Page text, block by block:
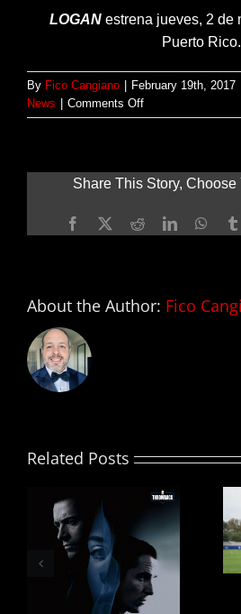
LOGANestrena jueves, 2 de
Puerto Rico.
By Fico Cangiano February 19th, 2017
News
Comments Offon
Concurso:
para
la
de
Share This Story, Choose
Facebook
X RedditLinkedIn
About the Author: Fico
Related Posts